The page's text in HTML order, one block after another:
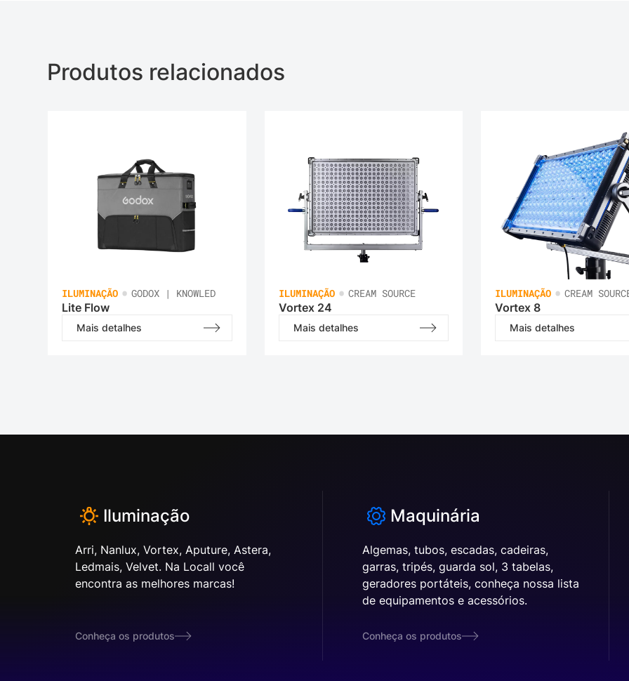
Produtos relacionados
ILUMINAÇÃO •GODOX | KNOWLED
Lite Flow
Mais detalhes
ILUMINAÇÃO• CREAM SOURCE
Vortex 24
Mais detalhes
ILUMINAÇÃO •CREAM
Vortex 8
Mais detalhes
Iluminação
Arri, Nanlux, Vortex, Aputure, Astera,
Ledmais, Velvet. Na Locall você
encontra as melhores marcas!
Conheça os produtos
Maquinária
Algemas, tubos, escadas, cadeiras,
garras, tripés, guarda sol, 3 tabelas,
geradores portáteis, conheça nossa lista
de equipamentos e acessórios.
Conheça os produtos